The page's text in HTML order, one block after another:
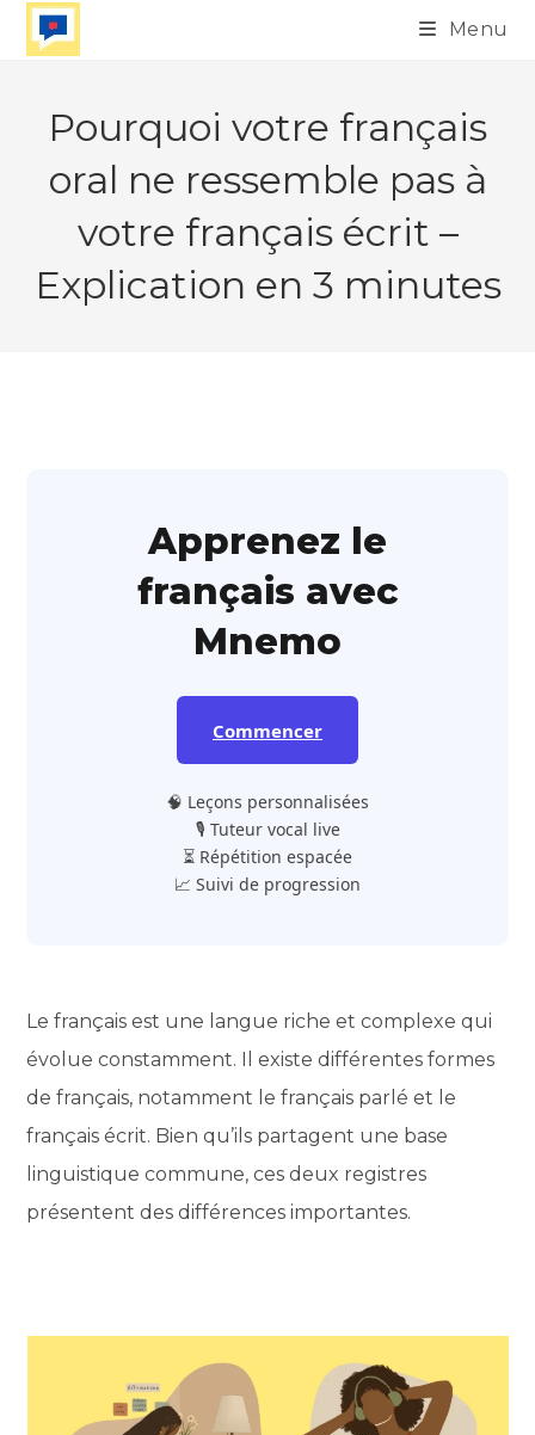
Skip
Menu
Pourquoi votre français
oral ne ressemble pas à
votre français écrit –
Explication en 3 minutes
Apprenez le
français avec
Mnemo
Commencer
🧠 Leçons personnalisées
🎙️ Tuteur vocal live
⏳ Répétition espacée
📈 Suivi de progression
Le français est une langue riche et complexe qui
évolue constamment. Il existe différentes formes
de français, notamment le français parlé et le
français écrit. Bien qu’ils partagent une base
linguistique commune, ces deux registres
présentent des différences importantes.